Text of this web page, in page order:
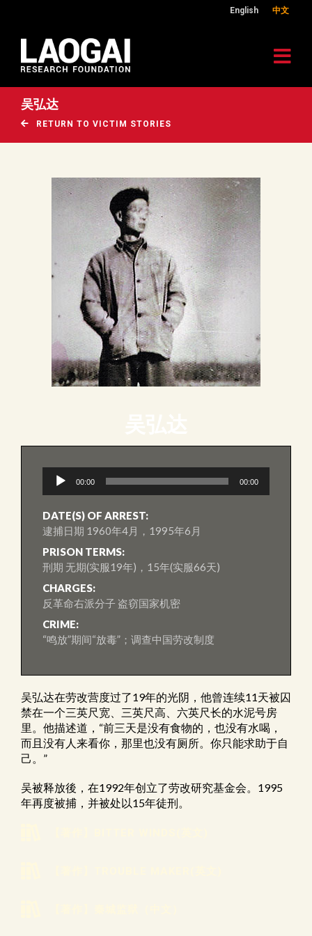
English 中文
吴弘达
RETURN TO VICTIM STORIES
放
器
00:00 00:00
DATE(S) OF ARREST:
逮捕日期 1960年4月，1995年6月
PRISON TERMS:
刑期 无期(实服19年)，15年(实服66天)
CHARGES:
反革命右派分子 盗窃国家机密
CRIME:
“鸣放”期间“放毒”；调查中国劳改制度
吴弘达在劳改营度过了19年的光阴，他曾连续11天被囚
禁在一个三英尺宽、三英尺高、六英尺长的水泥号房
里。他描述道，“前三天是没有食物的，也没有水喝，
而且没有人来看你，那里也没有厕所。你只能求助于自
己。”
吴被释放後，在1992年创立了劳改研究基金会。1995
年再度被捕，并被处以15年徒刑。